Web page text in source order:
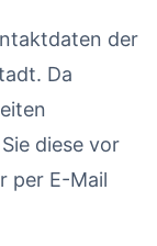
der
Da
diese vor
per E-Mail